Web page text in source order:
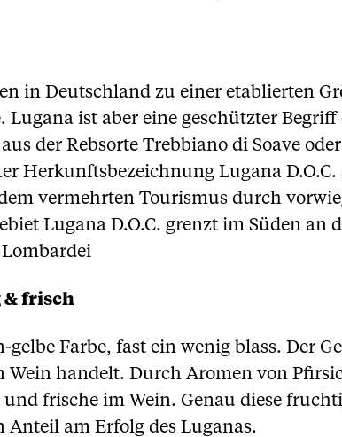
in Deutschland zu einer etablierten
Lugana ist aber eine geschützter
der Rebsorte Trebbiano di Soave
Herkunftsbezeichnung Lugana D.O.C.
vermehrten Tourismus durch
Lugana D.O.C. grenzt im Süden an
& frisch
Farbe, fast ein wenig blass. Der
Wein handelt. Durch Aromen von
frische im Wein. Genau diese
Anteil am Erfolg des Luganas.